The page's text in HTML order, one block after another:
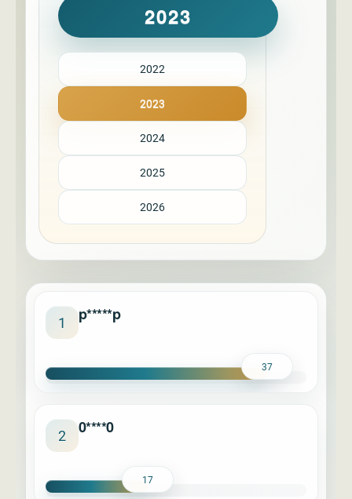
2023
2022
2023
2024
2025
2026
1 p*****p
37
2 0****0
17